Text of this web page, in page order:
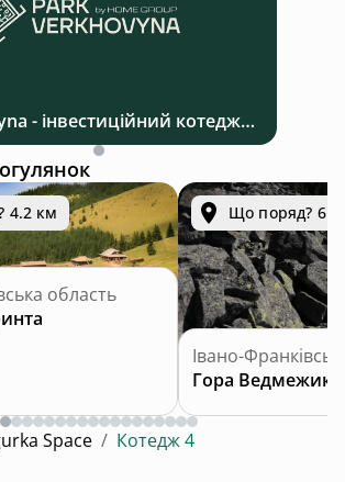
Park Verkhovyna - інвестиційний котеджний комплекс біля Верховини в Карпатах
4.2 км
область
Що поряд? 6.4
Івано-
Гора Ведмежик
Space / Котедж 4